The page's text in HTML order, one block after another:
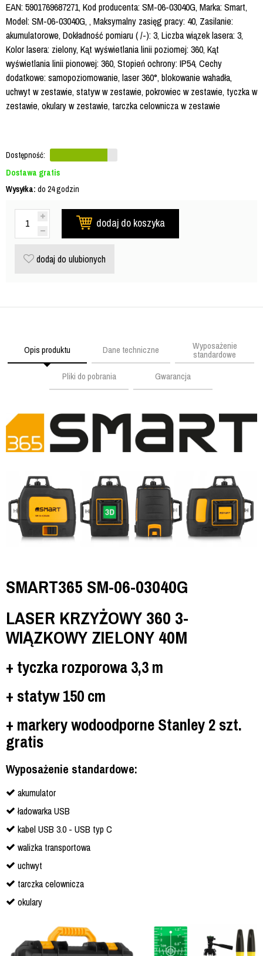
EAN: 5901769687271, Kod producenta: SM-06-03040G, Marka: Smart,
Model: SM-06-03040G, , Maksymalny zasięg pracy: 40, Zasilanie:
akumulatorowe, Dokładność pomiaru ( /-): 3, Liczba wiązek lasera: 3,
Kolor lasera: zielony, Kąt wyświetlania linii poziomej: 360, Kąt
wyświetlania linii pionowej: 360, Stopień ochrony: IP54, Cechy
dodatkowe: samopoziomowanie, laser 360°, blokowanie wahadła,
uchwyt w zestawie, statyw w zestawie, pokrowiec w zestawie, tyczka w
zestawie, okulary w zestawie, tarczka celownicza w zestawie
Dostępność:
Dostawa gratis
Wysyłka: do 24 godzin
dodaj do koszyka
dodaj do ulubionych
Opis produktu Dane techniczne Wyposażenie
standardowe
Pliki do pobrania
Gwarancja
SMART365 SM-06-03040G
LASER KRZYŻOWY 360 3-
WIĄZKOWY ZIELONY 40M
+ tyczka rozporowa 3,3 m
+ statyw 150 cm
+ markery wodoodporne Stanley 2 szt.
gratis
Wyposażenie standardowe:
akumulator
ładowarka USB
kabel USB 3.0 - USB typ C
walizka transportowa
uchwyt
tarczka celownicza
okulary